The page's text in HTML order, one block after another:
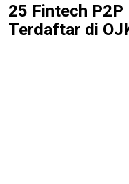
25 Fintech P2P
Terdaftar di